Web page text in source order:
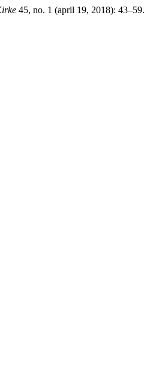
45, no. 1 (april 19, 2018): 43–59.